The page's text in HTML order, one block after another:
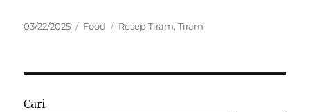
Posted
03/22/2025 Categories
Food Tags
Resep Tiram,Tiram
Cari